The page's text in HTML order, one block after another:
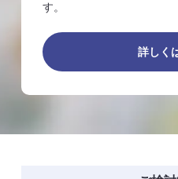
す。
詳しく